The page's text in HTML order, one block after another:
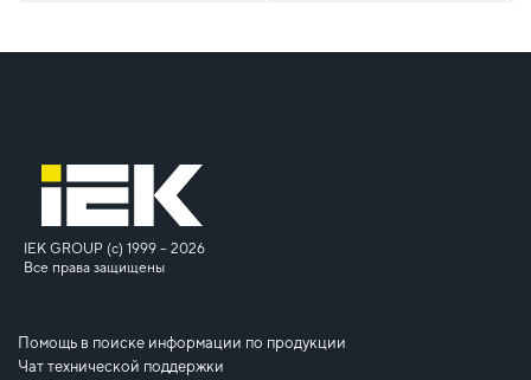
IEK GROUP (c) 1999 – 2026
Все права защищены
Помощь в поиске информации по продукции
Чат технической поддержки